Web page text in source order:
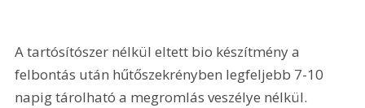
A tartósítószer nélkül eltett bio készítmény a
felbontás után hűtőszekrényben legfeljebb 7-10
napig tárolható a megromlás veszélye nélkül.